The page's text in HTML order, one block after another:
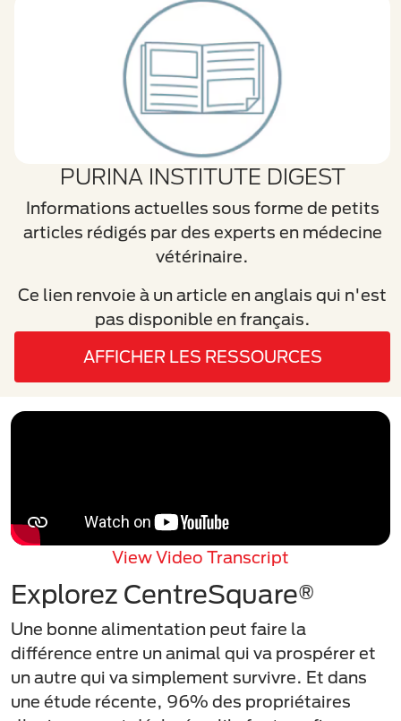
PURINA INSTITUTE DIGEST
Informations actuelles sous forme de petits
articles rédigés par des experts en médecine
vétérinaire.
Ce lien renvoie à un article en anglais qui n'est
pas disponible en français.
AFFICHER LES RESSOURCES
View Video Transcript
Explorez CentreSquare®
Une bonne alimentation peut faire la
différence entre un animal qui va prospérer et
un autre qui va simplement survivre. Et dans
une étude récente, 96% des propriétaires